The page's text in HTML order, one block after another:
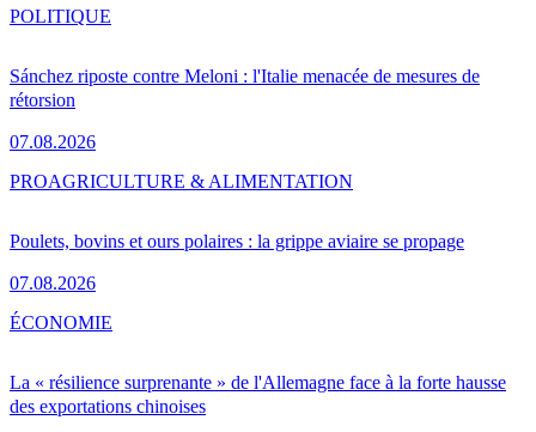
Sánchez riposte contre Meloni : l'Italie menacée de mesures de
rétorsion
07.08.2026
POLITIQUE
Poulets, bovins et ours polaires : la grippe aviaire se propage
07.08.2026
PROAGRICULTURE & ALIMENTATION
La « résilience surprenante » de l'Allemagne face à la forte hausse
des exportations chinoises
ÉCONOMIE